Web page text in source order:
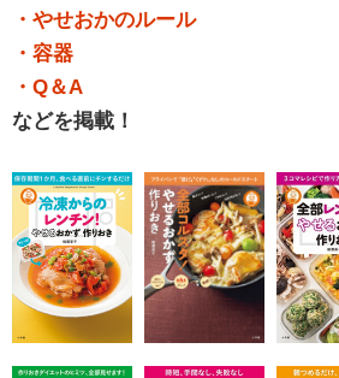
・やせおかのルール
・容器
・Q＆A
などを掲載！